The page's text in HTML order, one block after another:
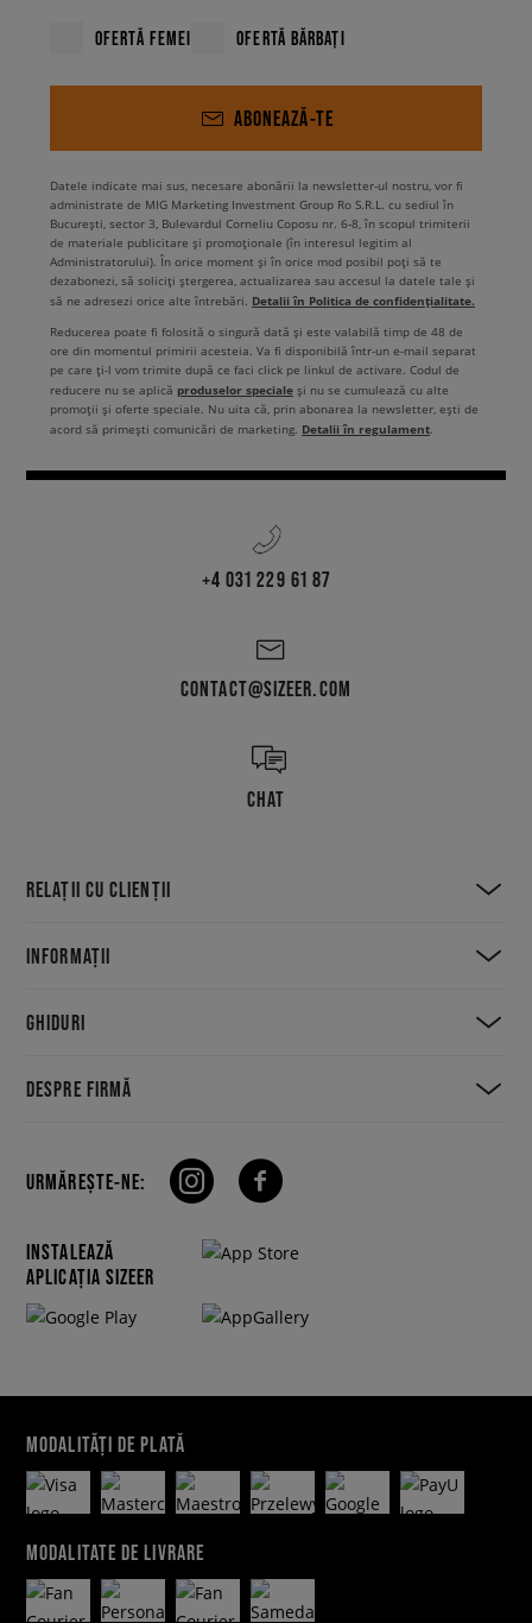
OFERTĂ FEMEI OFERTĂ BĂRBAȚI
ABONEAZĂ-TE
Datele indicate mai sus, necesare abonării la newsletter-ul nostru, vor fi
administrate de MIG Marketing Investment Group Ro S.R.L. cu sediul în
București, sector 3, Bulevardul Corneliu Coposu nr. 6-8, în scopul trimiterii
de materiale publicitare și promoționale (în interesul legitim al
Administratorului). În orice moment și în orice mod posibil poți să te
dezabonezi, să soliciți ștergerea, actualizarea sau accesul la datele tale și
să ne adresezi orice alte întrebări. Detalii în Politica de confidențialitate.
Reducerea poate fi folosită o singură dată și este valabilă timp de 48 de
ore din momentul primirii acesteia. Va fi disponibilă într-un e-mail separat
pe care ți-l vom trimite după ce faci click pe linkul de activare. Codul de
reducere nu se aplică produselor speciale și nu se cumulează cu alte
promoții și oferte speciale. Nu uita că, prin abonarea la newsletter, ești de
acord să primești comunicări de marketing. Detalii în regulament.
+4 031 229 61 87
CONTACT@SIZEER.COM
CHAT
RELAȚII CU CLIENȚII
INFORMAȚII
GHIDURI
DESPRE FIRMĂ
URMĂREȘTE-NE:
INSTALEAZĂ
APLICAȚIA SIZEER
MODALITĂȚI DE PLATĂ
MODALITATE DE LIVRARE